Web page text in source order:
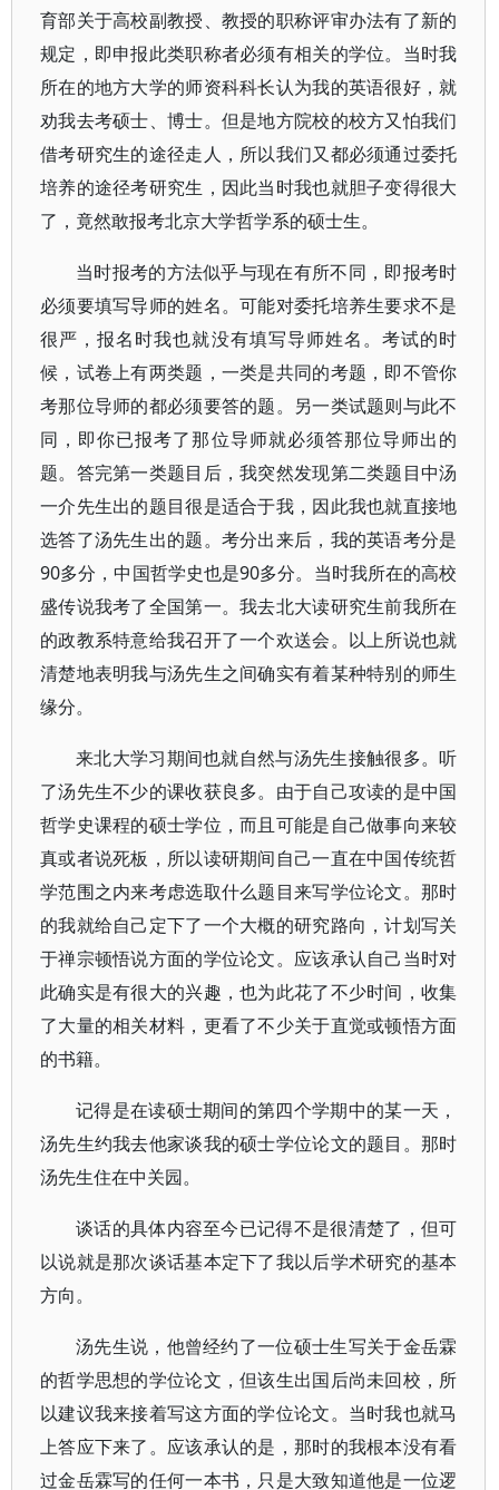
育部关于高校副教授、教授的职称评审办法有了新的
规定，即申报此类职称者必须有相关的学位。当时我
所在的地方大学的师资科科长认为我的英语很好，就
劝我去考硕士、博士。但是地方院校的校方又怕我们
借考研究生的途径走人，所以我们又都必须通过委托
培养的途径考研究生，因此当时我也就胆子变得很大
了，竟然敢报考北京大学哲学系的硕士生。
当时报考的方法似乎与现在有所不同，即报考时
必须要填写导师的姓名。可能对委托培养生要求不是
很严，报名时我也就没有填写导师姓名。考试的时
候，试卷上有两类题，一类是共同的考题，即不管你
考那位导师的都必须要答的题。另一类试题则与此不
同，即你已报考了那位导师就必须答那位导师出的
题。答完第一类题目后，我突然发现第二类题目中汤
一介先生出的题目很是适合于我，因此我也就直接地
选答了汤先生出的题。考分出来后，我的英语考分是
90多分，中国哲学史也是90多分。当时我所在的高校
盛传说我考了全国第一。我去北大读研究生前我所在
的政教系特意给我召开了一个欢送会。以上所说也就
清楚地表明我与汤先生之间确实有着某种特别的师生
缘分。
来北大学习期间也就自然与汤先生接触很多。听
了汤先生不少的课收获良多。由于自己攻读的是中国
哲学史课程的硕士学位，而且可能是自己做事向来较
真或者说死板，所以读研期间自己一直在中国传统哲
学范围之内来考虑选取什么题目来写学位论文。那时
的我就给自己定下了一个大概的研究路向，计划写关
于禅宗顿悟说方面的学位论文。应该承认自己当时对
此确实是有很大的兴趣，也为此花了不少时间，收集
了大量的相关材料，更看了不少关于直觉或顿悟方面
的书籍。
记得是在读硕士期间的第四个学期中的某一天，
汤先生约我去他家谈我的硕士学位论文的题目。那时
汤先生住在中关园。
谈话的具体内容至今已记得不是很清楚了，但可
以说就是那次谈话基本定下了我以后学术研究的基本
方向。
汤先生说，他曾经约了一位硕士生写关于金岳霖
的哲学思想的学位论文，但该生出国后尚未回校，所
以建议我来接着写这方面的学位论文。当时我也就马
上答应下来了。应该承认的是，那时的我根本没有看
过金岳霖写的任何一本书，只是大致知道他是一位逻